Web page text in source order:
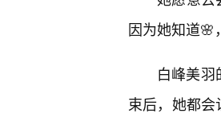
因为她知道🌸
白峰美
束后，她都